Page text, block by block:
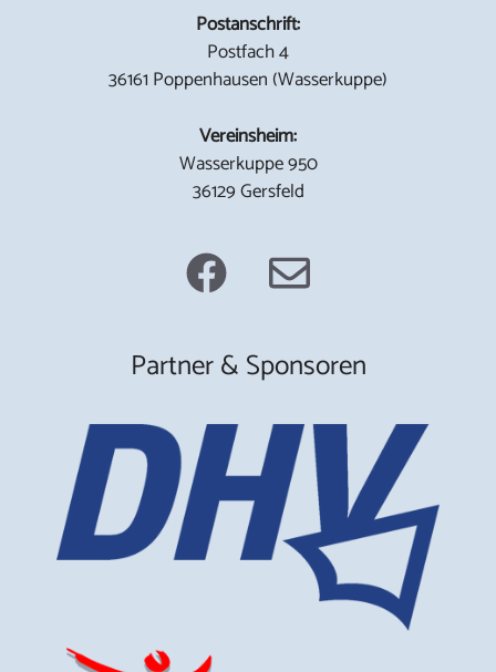
Postanschrift:
Postfach 4
36161 Poppenhausen (Wasserkuppe)
Vereinsheim:
Wasserkuppe 950
36129 Gersfeld
Partner & Sponsoren